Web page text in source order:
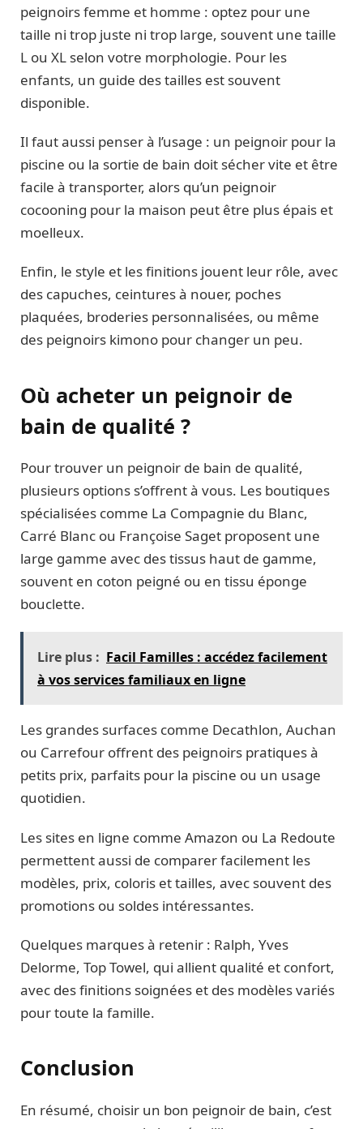
peignoirs femme et homme : optez pour une
taille ni trop juste ni trop large, souvent une taille
L ou XL selon votre morphologie. Pour les
enfants, un guide des tailles est souvent
disponible.
Il faut aussi penser à l’usage : un peignoir pour la
piscine ou la sortie de bain doit sécher vite et être
facile à transporter, alors qu’un peignoir
cocooning pour la maison peut être plus épais et
moelleux.
Enfin, le style et les finitions jouent leur rôle, avec
des capuches, ceintures à nouer, poches
plaquées, broderies personnalisées, ou même
des peignoirs kimono pour changer un peu.
Où acheter un peignoir de
bain de qualité ?
Pour trouver un peignoir de bain de qualité,
plusieurs options s’offrent à vous. Les boutiques
spécialisées comme La Compagnie du Blanc,
Carré Blanc ou Françoise Saget proposent une
large gamme avec des tissus haut de gamme,
souvent en coton peigné ou en tissu éponge
bouclette.
Lire plus : Facil Familles : accédez facilement
à vos services familiaux en ligne
Les grandes surfaces comme Decathlon, Auchan
ou Carrefour offrent des peignoirs pratiques à
petits prix, parfaits pour la piscine ou un usage
quotidien.
Les sites en ligne comme Amazon ou La Redoute
permettent aussi de comparer facilement les
modèles, prix, coloris et tailles, avec souvent des
promotions ou soldes intéressantes.
Quelques marques à retenir : Ralph, Yves
Delorme, Top Towel, qui allient qualité et confort,
avec des finitions soignées et des modèles variés
pour toute la famille.
Conclusion
En résumé, choisir un bon peignoir de bain, c’est